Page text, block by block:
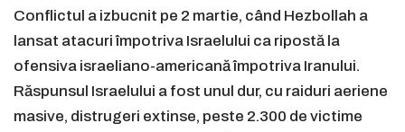
Conflictul a izbucnit pe 2 martie, când Hezbollah a
lansat atacuri împotriva Israelului ca ripostă la
ofensiva israeliano-americană împotriva Iranului.
Răspunsul Israelului a fost unul dur, cu raiduri aeriene
masive, distrugeri extinse, peste 2.300 de victime